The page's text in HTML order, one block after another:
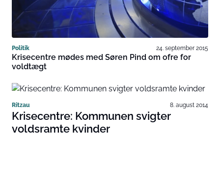
Politik 24. september 2015
Krisecentre mødes med Søren Pind om ofre for
voldtægt
Ritzau 8. august 2014
Krisecentre: Kommunen svigter
voldsramte kvinder